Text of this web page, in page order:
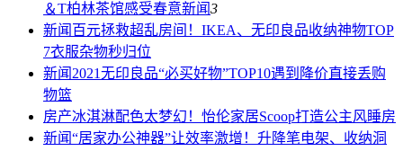
＆T柏林茶馆感受春意新闻3
新闻 百元拯救超乱房间！IKEA、无印良品收纳神物TOP
7衣服杂物秒归位
新闻 2021无印良品“必买好物”TOP10遇到降价直接丢购
物篮
房产冰淇淋配色太梦幻！怡伦家居Scoop打造公主风睡房
新闻“居家办公神器”让效率激增！升降笔电架、收纳洞